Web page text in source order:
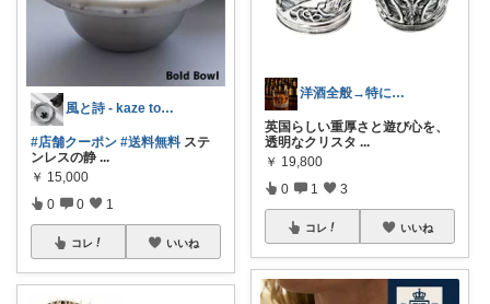
風と詩 - kaze to uta -
#店舗クーポン #送料無料 ステ
ンレスの静 ...
￥ 15,000
0 0 1
コレ いいね
洋酒全般→特にシングルモルト好き
英国らしい重厚さと遊び心を、
透明なクリスタ ...
￥ 19,800
0 1 3
コレ いいね